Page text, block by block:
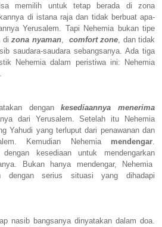
memilih untuk tetap berada di zona
di istana raja dan tidak berbuat apa-
Yerusalem. Tapi Nehemia bukan tipe
dizona nyaman, comfort zone, dan tidak
saudara-saudara sebangsanya. Ada tiga
Nehemia dalam peristiwa ini: Nehemia
dengankesediaannya menerima
dari Yerusalem. Setelah itu Nehemia
Yahudi yang terluput dari penawanan dan
Kemudian Nehemia mendengar.
dengan kesediaan untuk mendengarkan
Bukan hanya mendengar, Nehemia
dengan serius situasi yang dihadapi
nasib bangsanya dinyatakan dalam doa.